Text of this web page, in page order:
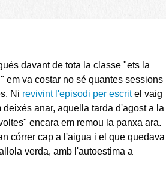
davant de tota la classe "ets la
em va costar no sé quantes sessions
Ni revivint l'episodi per escritel vaig
anar, aquella tarda d'agost a la
encara em remou la panxa ara.
córrer cap a l'aigua i el que quedava
verda, amb l'autoestima a